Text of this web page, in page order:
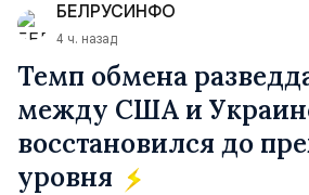
поглощений. Крупнейшей ...
БЕЛРУСИНФО
4 ч. назад
Темп обмена
между США и
восстановился до
уровня